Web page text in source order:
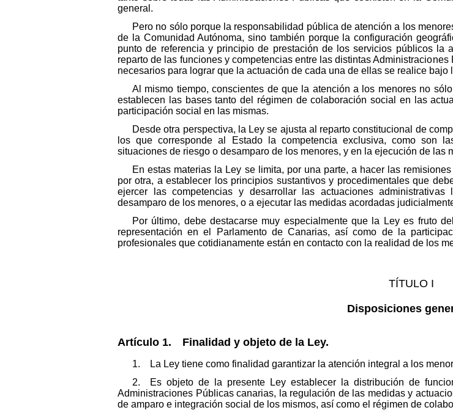
general.
Pero no sólo porque la responsabilidad pública de atención a los
de la Comunidad Autónoma, sino también porque la configuración
punto de referencia y principio de prestación de los servicios públicos la
reparto de las funciones y competencias entre las distintas
necesarios para lograr que la actuación de cada una de ellas se realice
Al mismo tiempo, conscientes de que la atención a los menores no
establecen las bases tanto del régimen de colaboración social en las
participación social en las mismas.
Desde otra perspectiva, la Ley se ajusta al reparto constitucional de
los que corresponde al Estado la competencia exclusiva, como son
situaciones de riesgo o desamparo de los menores, y en la ejecución de las
En estas materias la Ley se limita, por una parte, a hacer las
por otra, a establecer los principios sustantivos y procedimentales que
ejercer las competencias y desarrollar las actuaciones
desamparo de los menores, o a ejecutar las medidas acordadas
Por último, debe destacarse muy especialmente que la Ley es fruto
representación en el Parlamento de Canarias, así como de la
profesionales que cotidianamente están en contacto con la realidad de los
TÍTULO I
Disposiciones
Artículo 1. Finalidad y objeto de la Ley.
1. La Ley tiene como finalidad garantizar la atención integral a los
2. Es objeto de la presente Ley establecer la distribución de
Administraciones Públicas canarias, la regulación de las medidas y
de amparo e integración social de los mismos, así como el régimen de